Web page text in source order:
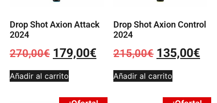
Drop Shot Axion Attack
2024
270,00€ 179,00€
Añadir al carrito
Drop Shot Axion Control
2024
215,00€ 135,00€
Añadir al carrito